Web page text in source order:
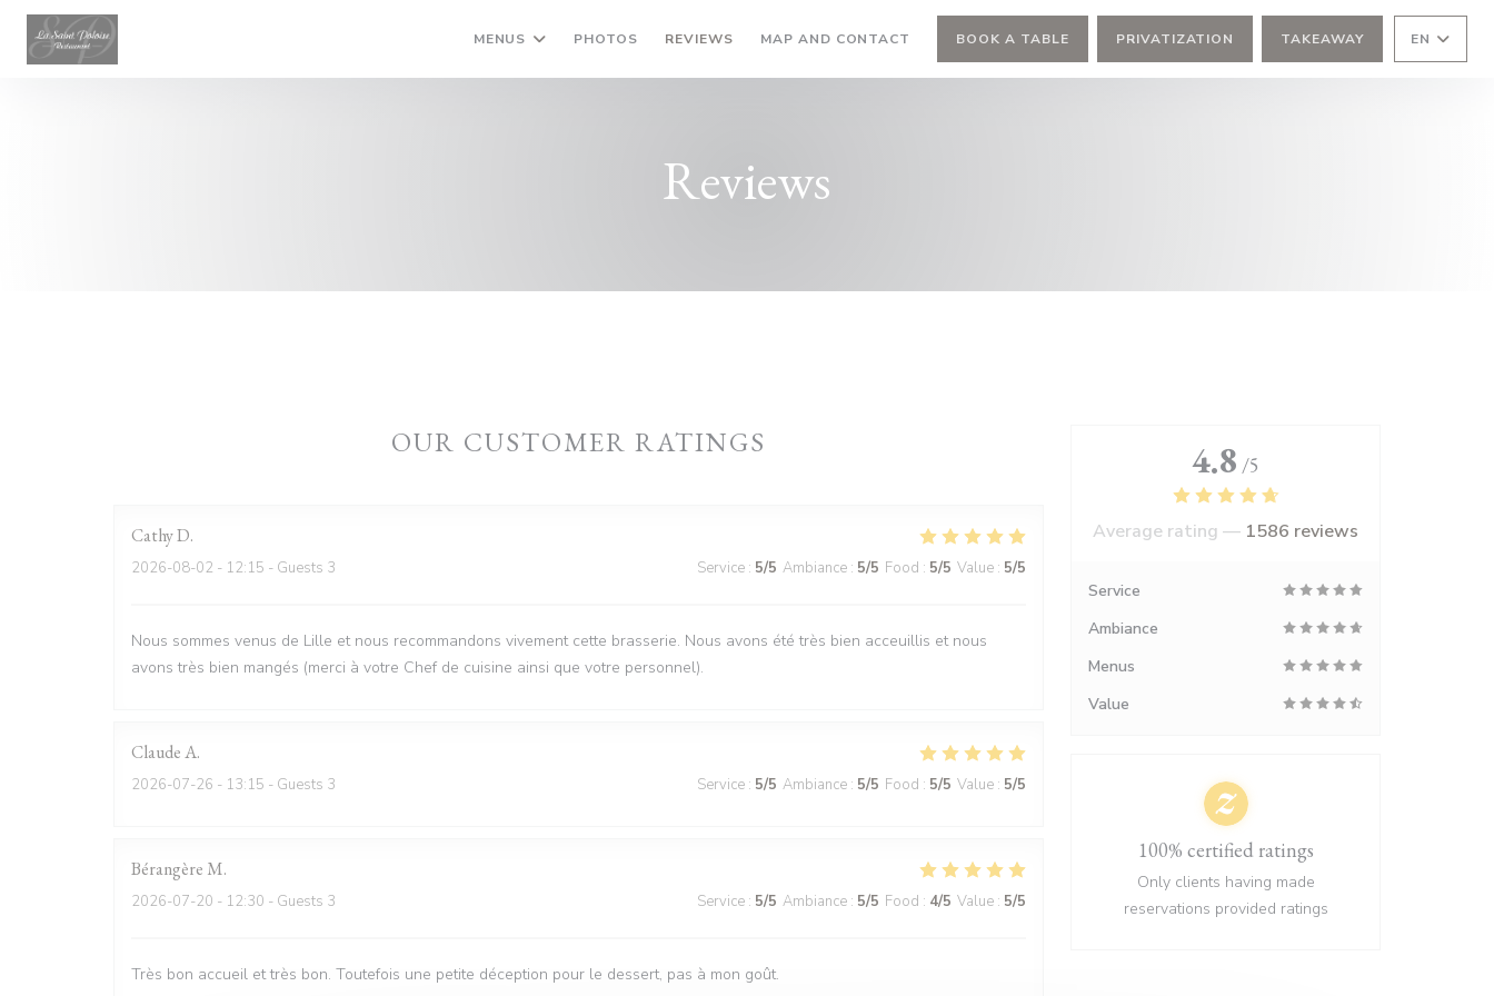
Personalizing your cookie choices
MENUS PHOTOS REVIEWS MAP AND CONTACT BOOK A TABLE PRIVATIZATION TAKEAWAY EN
Reviews
OUR CUSTOMER RATINGS
CathyD
2026-08-02 - 12:15 - Guests 3 Service : 5/5 Ambiance : 5/5 Food : 5/5 Value : 5/5
Nous sommes venus de Lille et nous recommandons vivement cette brasserie. Nous avons été très bien acceuillis et nous
avons très bien mangés (merci à votre Chef de cuisine ainsi que votre personnel).
ClaudeA
2026-07-26 - 13:15 - Guests 3 Service : 5/5 Ambiance : 5/5 Food : 5/5 Value : 5/5
Bérangère M
2026-07-20 - 12:30 - Guests 3 Service : 5/5 Ambiance : 5/5 Food : 4/5 Value : 5/5
Très bon accueil et très bon. Toutefois une petite déception pour le dessert, pas à mon goût.
4.8 /5
Average rating — 1586 reviews
Service
Ambiance
Menus
Value
100% certified ratings
Only clients having made
reservations provided ratings